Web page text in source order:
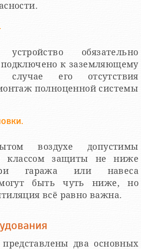
устройство обязательно
к заземляющему
его отсутствия
полноценной системы
воздухе допустимы
классом защиты не ниже
гаража или навеса
могут быть чуть ниже, но
всё равно важна.
два основных